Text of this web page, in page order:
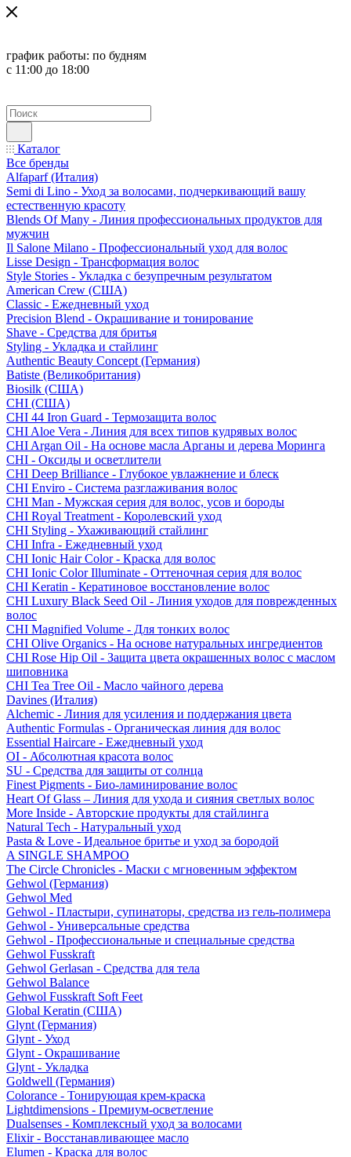
график работы: по будням
с 11:00 до 18:00
Каталог
Все бренды
Alfaparf (Италия)
Semi di Lino - Уход за волосами, подчеркивающий вашу
естественную красоту
Blends Of Many - Линия профессиональных продуктов для
мужчин
Il Salone Milano - Профессиональный уход для волос
Lisse Design - Трансформация волос
Style Stories - Укладка с безупречным результатом
American Crew (США)
Classic - Ежедневный уход
Precision Blend - Окрашивание и тонирование
Shave - Средства для бритья
Styling - Укладка и стайлинг
Authentic Beauty Concept (Германия)
Batiste (Великобритания)
Biosilk (США)
CHI (США)
CHI 44 Iron Guard - Термозащита волос
CHI Aloe Vera - Линия для всех типов кудрявых волос
CHI Argan Oil - На основе масла Арганы и дерева Моринга
CHI - Оксиды и осветлители
CHI Deep Brilliance - Глубокое увлажнение и блеск
CHI Enviro - Система разглаживания волос
CHI Man - Мужская серия для волос, усов и бороды
CHI Royal Treatment - Королевский уход
CHI Styling - Ухаживающий стайлинг
CHI Infra - Ежедневный уход
CHI Ionic Hair Color - Краска для волос
CHI Ionic Color Illuminate - Оттеночная серия для волос
CHI Keratin - Кератиновое восстановление волос
CHI Luxury Black Seed Oil - Линия уходов для поврежденных
волос
CHI Magnified Volume - Для тонких волос
CHI Olive Organics - На основе натуральных ингредиентов
CHI Rose Hip Oil - Защита цвета окрашенных волос с маслом
шиповника
CHI Tea Tree Oil - Масло чайного дерева
Davines (Италия)
Alchemic - Линия для усиления и поддержания цвета
Authentic Formulas - Органическая линия для волос
Essential Haircare - Eжедневный уход
OI - Абсолютная красота волос
SU - Средства для защиты от солнца
Finest Pigments - Био-ламинирование волос
Heart Of Glass – Линия для ухода и сияния светлых волос
More Inside - Авторские продукты для стайлинга
Natural Tech - Натуральный уход
Pasta & Love - Идеальное бритье и уход за бородой
A SINGLE SHAMPOO
The Circle Chronicles - Маски с мгновенным эффектом
Gehwol (Германия)
Gehwol Med
Gehwol - Пластыри, супинаторы, средства из гель-полимера
Gehwol - Универсальные средства
Gehwol - Профессиональные и специальные средства
Gehwol Fusskraft
Gehwol Gerlasan - Средства для тела
Gehwol Balance
Gehwol Fusskraft Soft Feet
Global Keratin (США)
Glynt (Германия)
Glynt - Уход
Glynt - Окрашивание
Glynt - Укладка
Goldwell (Германия)
Colorance - Тонирующая крем-краска
Lightdimensions - Премиум-осветление
Dualsenses - Комплексный уход за волосами
Elixir - Восстанавливающее масло
Elumen - Краска для волос